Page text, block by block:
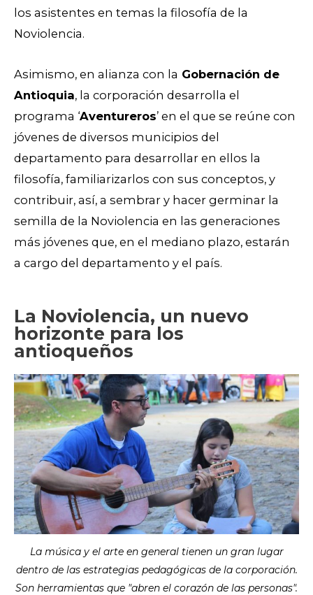
los asistentes en temas la filosofía de la
Noviolencia.
Asimismo, en alianza con la Gobernación de
Antioquia, la corporación desarrolla el
programa ‘Aventureros’ en el que se reúne con
jóvenes de diversos municipios del
departamento para desarrollar en ellos la
filosofía, familiarizarlos con sus conceptos, y
contribuir, así, a sembrar y hacer germinar la
semilla de la Noviolencia en las generaciones
más jóvenes que, en el mediano plazo, estarán
a cargo del departamento y el país.
La Noviolencia, un nuevo
horizonte para los
antioqueños
La música y el arte en general tienen un gran lugar
dentro de las estrategias pedagógicas de la corporación.
Son herramientas que "abren el corazón de las personas".